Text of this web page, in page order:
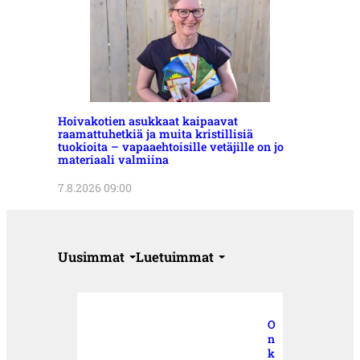
Hoivakotien asukkaat kaipaavat
raamattuhetkiä ja muita kristillisiä
tuokioita – vapaaehtoisille vetäjille on jo
materiaali valmiina
7.8.2026 09:00
Uusimmat Luetuimmat
O
n
k